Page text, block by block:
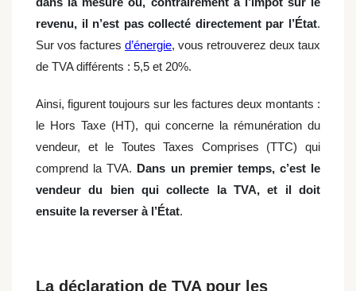
revenu, il n’est pas collecté directement par l’État.
Sur vos factures d’énergie, vous retrouverez deux taux
de TVA différents : 5,5 et 20%.
Ainsi, figurent toujours sur les factures deux montants :
le Hors Taxe (HT), qui concerne la rémunération du
vendeur, et le Toutes Taxes Comprises (TTC) qui
comprend la TVA. Dans un premier temps, c’est le
vendeur du bien qui collecte la TVA, et il doit
ensuite la reverser à l’État.
La déclaration de TVA pour les